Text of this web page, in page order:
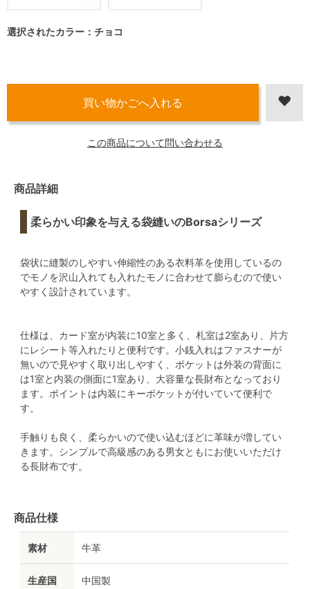
選択されたカラー：チョコ
この商品について問い合わせる
商品詳細
柔らかい印象を与える袋縫いのBorsaシリーズ
袋状に縫製のしやすい伸縮性のある衣料革を使用しているの
でモノを沢山入れても入れたモノに合わせて膨らむので使い
やすく設計されています。
仕様は、カード室が内装に10室と多く、札室は2室あり、片方
にレシート等入れたりと便利です。小銭入れはファスナーが
無いので見やすく取り出しやすく、ポケットは外装の背面に
は1室と内装の側面に1室あり、大容量な長財布となっており
ます。ポイントは内装にキーポケットが付いていて便利で
す。
手触りも良く、柔らかいので使い込むほどに革味が増してい
きます。シンプルで高級感のある男女ともにお使いいただけ
る長財布です。
商品仕様
素材 牛革
生産国 中国製